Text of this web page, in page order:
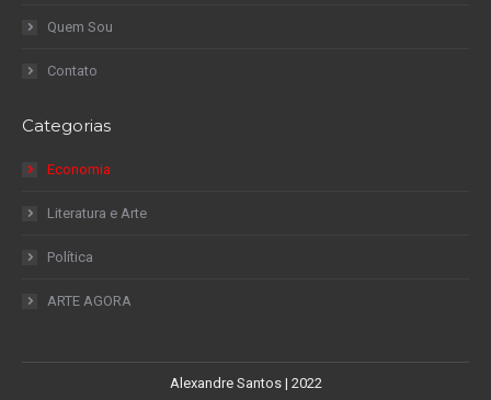
Quem Sou
Contato
Categorias
Economia
Literatura e Arte
Política
ARTE AGORA
Alexandre Santos | 2022